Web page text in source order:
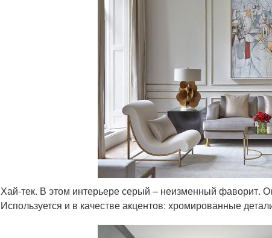
Хай-тек. В этом интерьере серый – неизменный фаворит.
Используется и в качестве акцентов: хромированные